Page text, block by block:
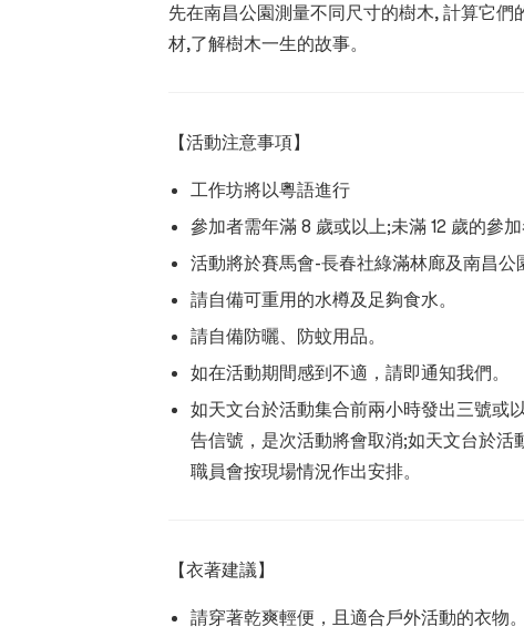
先在南昌公園測量不同尺寸的樹木, 計算它
材,了解樹木一生的故事。
【活動注意事項】
工作坊將以粵語進行
參加者需年滿 8 歲或以上;未滿 12 歲的參
活動將於賽馬會-長春社綠滿林廊及南昌公
請自備可重用的水樽及足夠食水。
請自備防曬、防蚊用品。
如在活動期間感到不適，請即通知我們。
如天文台於活動集合前兩小時發出三號或
告信號，是次活動將會取消;如天文台於活
職員會按現場情況作出安排。
【衣著建議】
請穿著乾爽輕便，且適合戶外活動的衣物。